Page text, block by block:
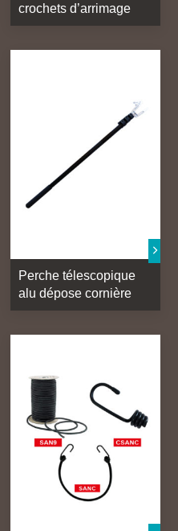
crochets d’arrimage
Perche télescopique
alu dépose cornière